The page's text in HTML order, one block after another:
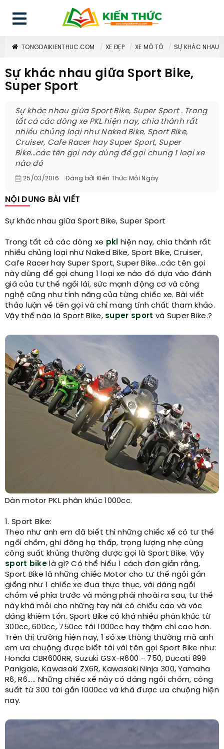
TONGDAIKIENTHUC.COM XE ĐẸP XE MÔ TÔ SỰ KHÁC NHAU
Sự khác nhau giữa Sport Bike,
Super Sport
Sự khác nhau giữa Sport Bike, Super Sport . Trong
tất cả các dòng xe PKL hiện nay, chia thành rất
nhiều chủng loại như Naked Bike, Sport Bike,
Cruiser, Cafe Racer hay Super Sport, Super
Bike...các tên gọi này dùng để gọi chung 1 loại xe
nào đó
25/03/2016 Đăng bởi Kiến Thức Mỗi Ngày
NỘI DUNG BÀI VIẾT
Sự khác nhau giữa Sport Bike, Super Sport
Trong tất cả các dòng xe pkl
hiện nay, chia thành rất
nhiều chủng loại như Naked Bike, Sport Bike, Cruiser,
Cafe Racer hay Super Sport, Super Bike...các tên gọi
này dùng để gọi chung 1 loại xe nào đó dựa vào đánh
giá của tư thế ngồi lái, sức mạnh động cơ và công
nghệ cũng như tính năng của từng chiếc xe. Bài viết
thảo luận về tên gọi và chỉ mang tính chất tham khảo.
Vậy thế nào là Sport Bike, super sport và Super Bike.?
Dàn motor PKL phân khúc 1000cc.
1. Sport Bike:
Theo như anh em đã biết thì những chiếc xế có tư thế
ngồi chồm, ghi đông hạ thấp, trọng lượng nhẹ cùng
công suất khủng thường được gọi là Sport Bike. Vậy
sport bike là gì? Có thể hiểu 1 cách đơn giản rằng,
Sport Bike là những chiếc Motor cho tư thế ngồi gần
giống như 1 chiếc xe đua thực thục, với dáng ngồi
chồm về phía trước và mông phải nhoài ra sau, tư thế
này khá mỏi cho những tay nài có chiều cao và vóc
dáng khiêm tốn. Sport Bike có khá nhiều phân khúc từ
300cc, 600cc, 750cc tới 1000cc hay thậm chí cao hơn.
Trên thị trường hiện nay, 1 số xe thông thường mà anh
em ưa chuộng được biết tới với tên gọi Sport Bike như:
Honda CBR600RR, Suzuki GSX-R600 - 750, Ducati 899
Panigale, Kawasaki ZX6R, Kawasaki Ninja 300, Yamaha
R6, R6..... Những chiếc xế này có dáng ngồi chồm, công
suất từ 300 tới gần 1000cc và khá được ưa chuộng hiện
nay.​